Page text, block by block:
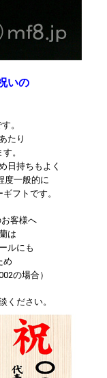
いの
。
たり
。
日持ちもよく
度一般的に
フトです。
客様へ
は
ルにも
め
の場合）
ください。